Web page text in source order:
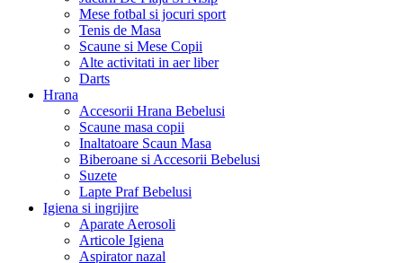
Mese fotbal si jocuri sport
Tenis de Masa
Scaune si Mese Copii
Alte activitati in aer liber
Darts
Hrana
Accesorii Hrana Bebelusi
Scaune masa copii
Inaltatoare Scaun Masa
Biberoane si Accesorii Bebelusi
Suzete
Lapte Praf Bebelusi
Igiena si ingrijire
Aparate Aerosoli
Articole Igiena
Aspirator nazal